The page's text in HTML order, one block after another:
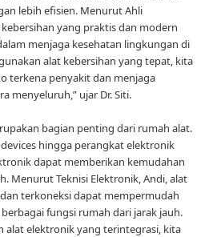
lebih efisien. Menurut Ahli
kebersihan yang praktis dan modern
menjaga kesehatan lingkungan di
alat kebersihan yang tepat, kita
terkena penyakit dan menjaga
menyeluruh,” ujar Dr. Siti.
bagian penting dari rumah alat.
hingga perangkat elektronik
dapat memberikan kemudahan
Menurut Teknisi Elektronik, Andi, alat
terkoneksi dapat mempermudah
fungsi rumah dari jarak jauh.
alat elektronik yang terintegrasi, kita